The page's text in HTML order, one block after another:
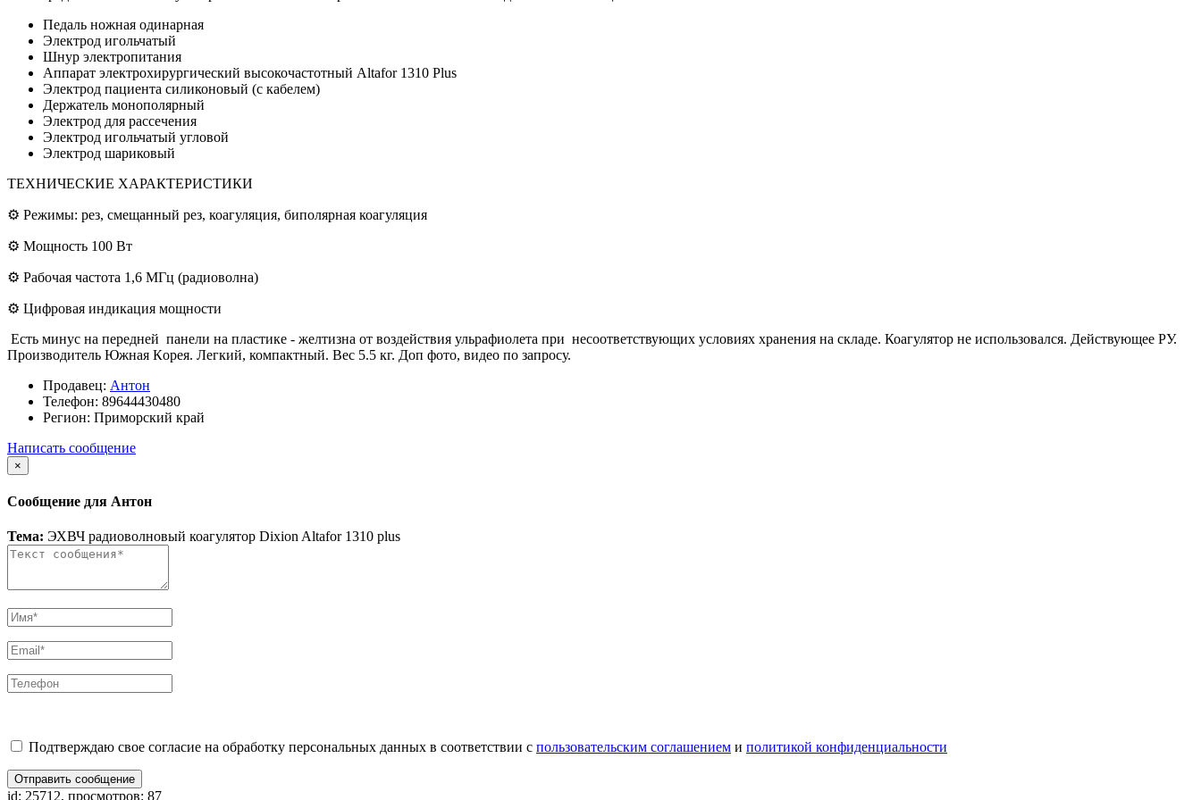
Педаль ножная одинарная
Электрод игольчатый
Шнур электропитания
Аппарат электрохирургический высокочастотный Аltаfоr 1310 Рlus
Электрод пациента силиконовый (с кабелем)
Держатель монополярный
Электрод для рассечения
Электрод игольчатый угловой
Электрод шариковый
ТЕХНИЧЕСКИЕ ХАРАКТЕРИСТИКИ
⚙ Режимы: рез, смещанный рез, коагуляция, биполярная коагуляция
⚙ Мощность 100 Вт
⚙ Рабочая частота 1,6 МГц (радиоволна)
⚙ Цифровая индикация мощности
Есть минус на передней панели на пластике - желтизна от воздействия ульрафиолета при несоответствующих условиях хранения на складе. Коагулятор не использовался. Действующее РУ.
Производитель Южнaя Кopeя. Легкий, компактный. Вес 5.5 кг. Доп фото, видео по запросу.
Продавец: Антон
Телефон: 89644430480
Регион: Приморский край
Написать сообщение
×
Сообщение для Антон
Тема: ЭХВЧ радиоволновый коагулятор Dixion Altafor 1310 plus
Подтверждаю свое согласие на обработку персональных данных в соответствии с пользовательским соглашением и политикой конфиденциальности
Отправить сообщение
id: 25712, просмотров: 87